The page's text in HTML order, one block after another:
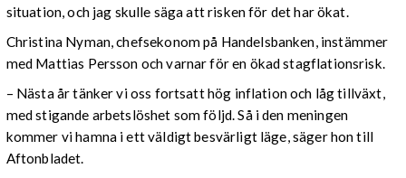
situation, och jag skulle säga att risken för det har ökat.
Christina Nyman, chefsekonom på Handelsbanken, instämmer
med Mattias Persson och varnar för en ökad stagflationsrisk.
– Nästa år tänker vi oss fortsatt hög inflation och låg tillväxt,
med stigande arbetslöshet som följd. Så i den meningen
kommer vi hamna i ett väldigt besvärligt läge, säger hon till
Aftonbladet.